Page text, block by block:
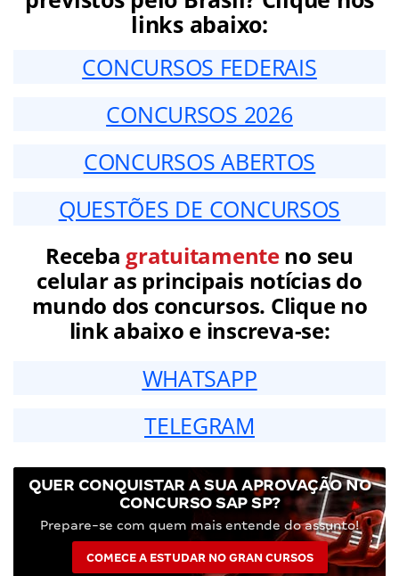
links abaixo:
CONCURSOS FEDERAIS
CONCURSOS 2026
CONCURSOS ABERTOS
QUESTÕES DE CONCURSOS
Receba gratuitamenteno seu
celular as principais notícias do
mundo dos concursos. Clique no
link abaixo e inscreva-se:
WHATSAPP
TELEGRAM
QUER CONQUISTAR A SUA APROVAÇÃO NO
CONCURSO SAP SP?
Prepare-se com quem mais entende do assunto!
COMECE A ESTUDAR NO GRAN CURSOS